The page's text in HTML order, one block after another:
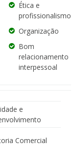
Ética e
profissionalismo
Organização
Bom
relacionamento
interpessoal
e
Comercial